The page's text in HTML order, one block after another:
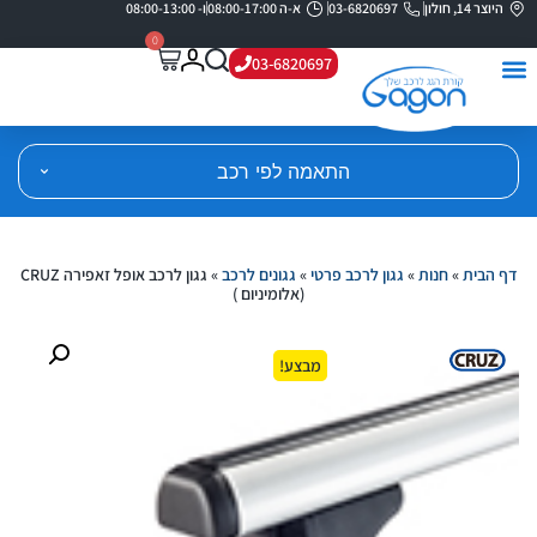
היוצר 14, חולון 03-6820697 א-ה 08:00-17:00 ו- 08:00-13:00
03-6820697
0
התאמה לפי רכב
דף הבית»חנות» גגון לרכב פרטי» גגונים לרכב»
גגון לרכב אופל זאפירה CRUZ
(אלומיניום )
מבצע!